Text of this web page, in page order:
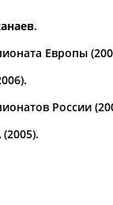
.
Европы
России